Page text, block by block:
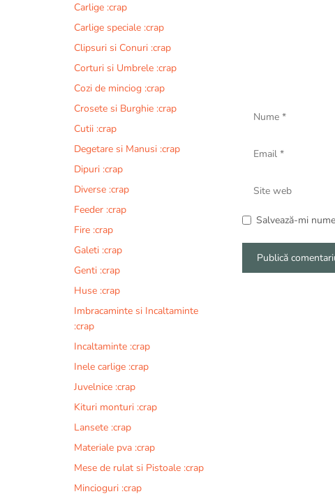
web
Salvează-mi
Carlige :crap
Carlige speciale :crap
Clipsuri si Conuri :crap
Corturi si Umbrele :crap
Cozi de minciog :crap
Crosete si Burghie :crap
Cutii :crap
Degetare si Manusi :crap
Dipuri :crap
Diverse :crap
Feeder :crap
Fire :crap
Galeti :crap
Genti :crap
Huse :crap
Imbracaminte si Incaltaminte
:crap
Incaltaminte :crap
Inele carlige :crap
Juvelnice :crap
Kituri monturi :crap
Lansete :crap
Materiale pva :crap
Mese de rulat si Pistoale :crap
Mincioguri :crap